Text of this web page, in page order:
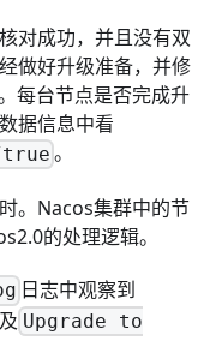
对成功，并且没有双
做好升级准备，并修
每台节点是否完成升
据信息中看
true 。
。Nacos集群中的节
的处理逻辑。
日志中观察到
及 Upgrade to